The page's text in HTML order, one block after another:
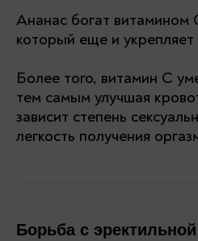
Ананас богат витамином
который еще и укрепляет
Более того, витамин C
тем самым улучшая
зависит степень
легкость получения
Борьба с